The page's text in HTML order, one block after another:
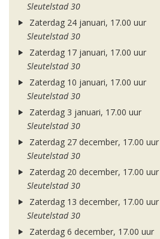
Sleutelstad 30
Zaterdag 24 januari, 17.00 uur
Sleutelstad 30
Zaterdag 17 januari, 17.00 uur
Sleutelstad 30
Zaterdag 10 januari, 17.00 uur
Sleutelstad 30
Zaterdag 3 januari, 17.00 uur
Sleutelstad 30
Zaterdag 27 december, 17.00 uur
Sleutelstad 30
Zaterdag 20 december, 17.00 uur
Sleutelstad 30
Zaterdag 13 december, 17.00 uur
Sleutelstad 30
Zaterdag 6 december, 17.00 uur